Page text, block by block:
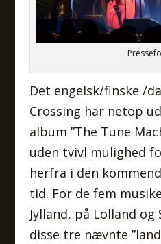
Det engelsk/finske /
Crossing har netop
album ”The Tune
uden tvivl mulighed
herfra i den
tid. For de fem
Jylland, på Lolland
disse tre nævnte